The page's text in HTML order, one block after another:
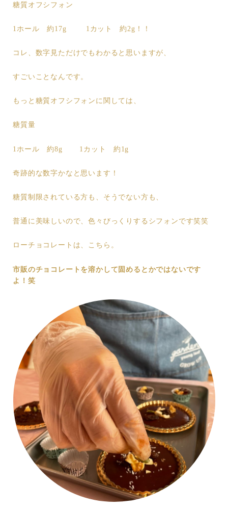
糖質オフシフォン
1ホール 約17g 1カット 約2g！！
コレ、数字見ただけでもわかると思いますが、
すごいことなんです。
もっと糖質オフシフォンに関しては、
糖質量
1ホール 約8g 1カット 約1g
奇跡的な数字かなと思います！
糖質制限されている方も、そうでない方も、
普通に美味しいので、色々びっくりするシフォンです笑笑
ローチョコレートは、こちら。
市販のチョコレートを溶かして固めるとかではないです
よ！笑